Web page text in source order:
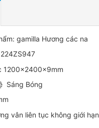
gamilla Hương các na
1200x2400x9mm
Sáng Bóng
vân liên tục không giới hạn